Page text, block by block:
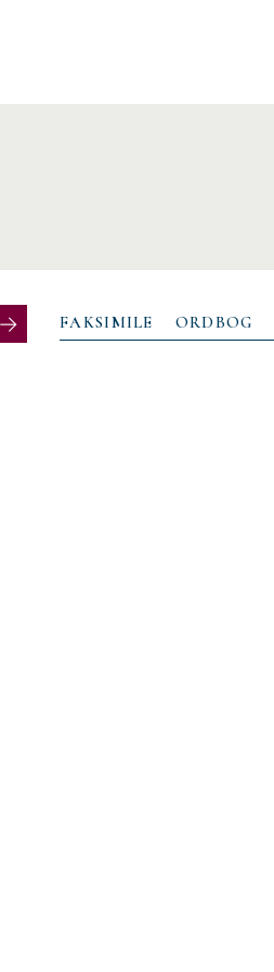
FAKSIMILE ORDBOG